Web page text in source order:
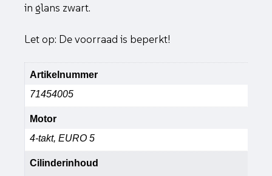
in glans zwart.
Let op: De voorraad is beperkt!
Artikelnummer
71454005
Motor
4-takt, EURO 5
Cilinderinhoud